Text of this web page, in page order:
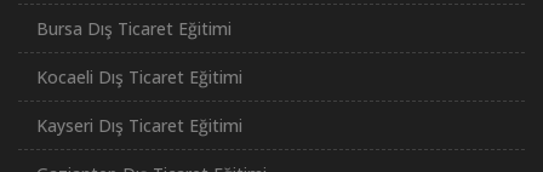
Bursa Dış Ticaret Eğitimi
Kocaeli Dış Ticaret Eğitimi
Kayseri Dış Ticaret Eğitimi